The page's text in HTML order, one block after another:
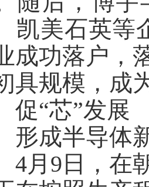
凯美石英等
成功落户，
具规模，成
“芯”发展
成半导体新
9日，在朝